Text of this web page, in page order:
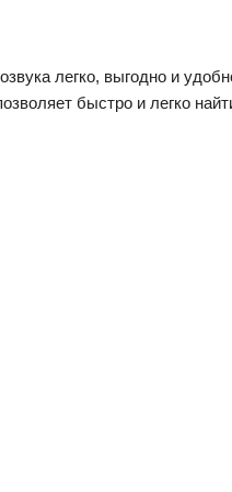
легко, выгодно и
быстро и легко